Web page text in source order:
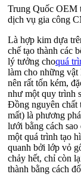
Trung Quốc OEM
dịch vụ gia công
Là hợp kim dựa
chế tạo thành các
lý tưởng choquá
làm cho những vật
nên rất tốn kém,
như một quy trình
Đồng nguyên chất
mất) là phương
lưới bằng cách sao
một quá trình tạo
quanh bởi lớp vỏ
chảy hết, chỉ còn
thành bằng cách